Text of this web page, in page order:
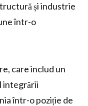
și industrie
într-o
care includ un
integrării
într-o poziție de